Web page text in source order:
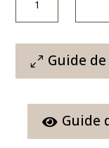
L'Evalus
-
Bridon
Fait
Guide
Guide